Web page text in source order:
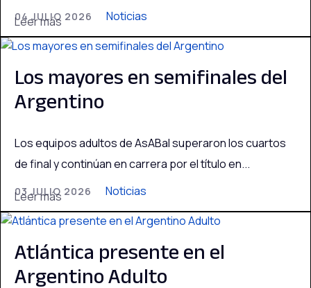
04 JULIO 2026 Noticias
Leer más
Los mayores en semifinales del
Argentino
03 JULIO 2026 Noticias
Los equipos adultos de AsABal superaron los cuartos
de final y continúan en carrera por el título en...
Leer más
Atlántica presente en el
Argentino Adulto